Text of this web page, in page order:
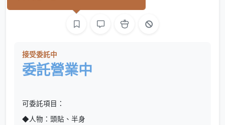
接受委託中
委託營業中
可委託項目：
◆人物：頭貼、半身